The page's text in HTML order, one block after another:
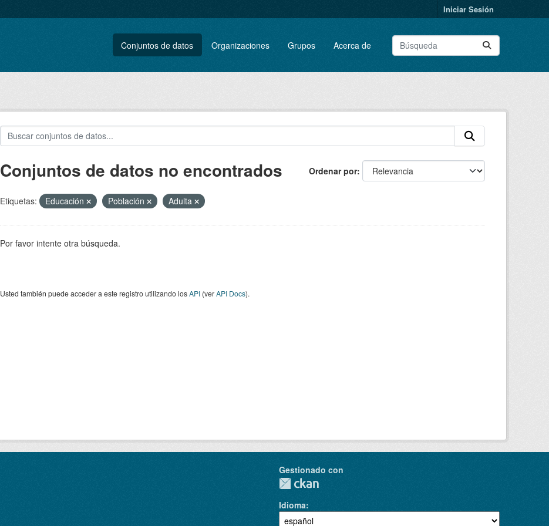
Iniciar Sesión
Conjuntos de datos Organizaciones Grupos Acerca de
Ordenar por
Conjuntos de datos no encontrados
Etiquetas: Educación Población Adulta
Por favor intente otra búsqueda.
Usted también puede acceder a este registro utilizando losAPI(verAPI Docs).
Gestionado con
Idioma